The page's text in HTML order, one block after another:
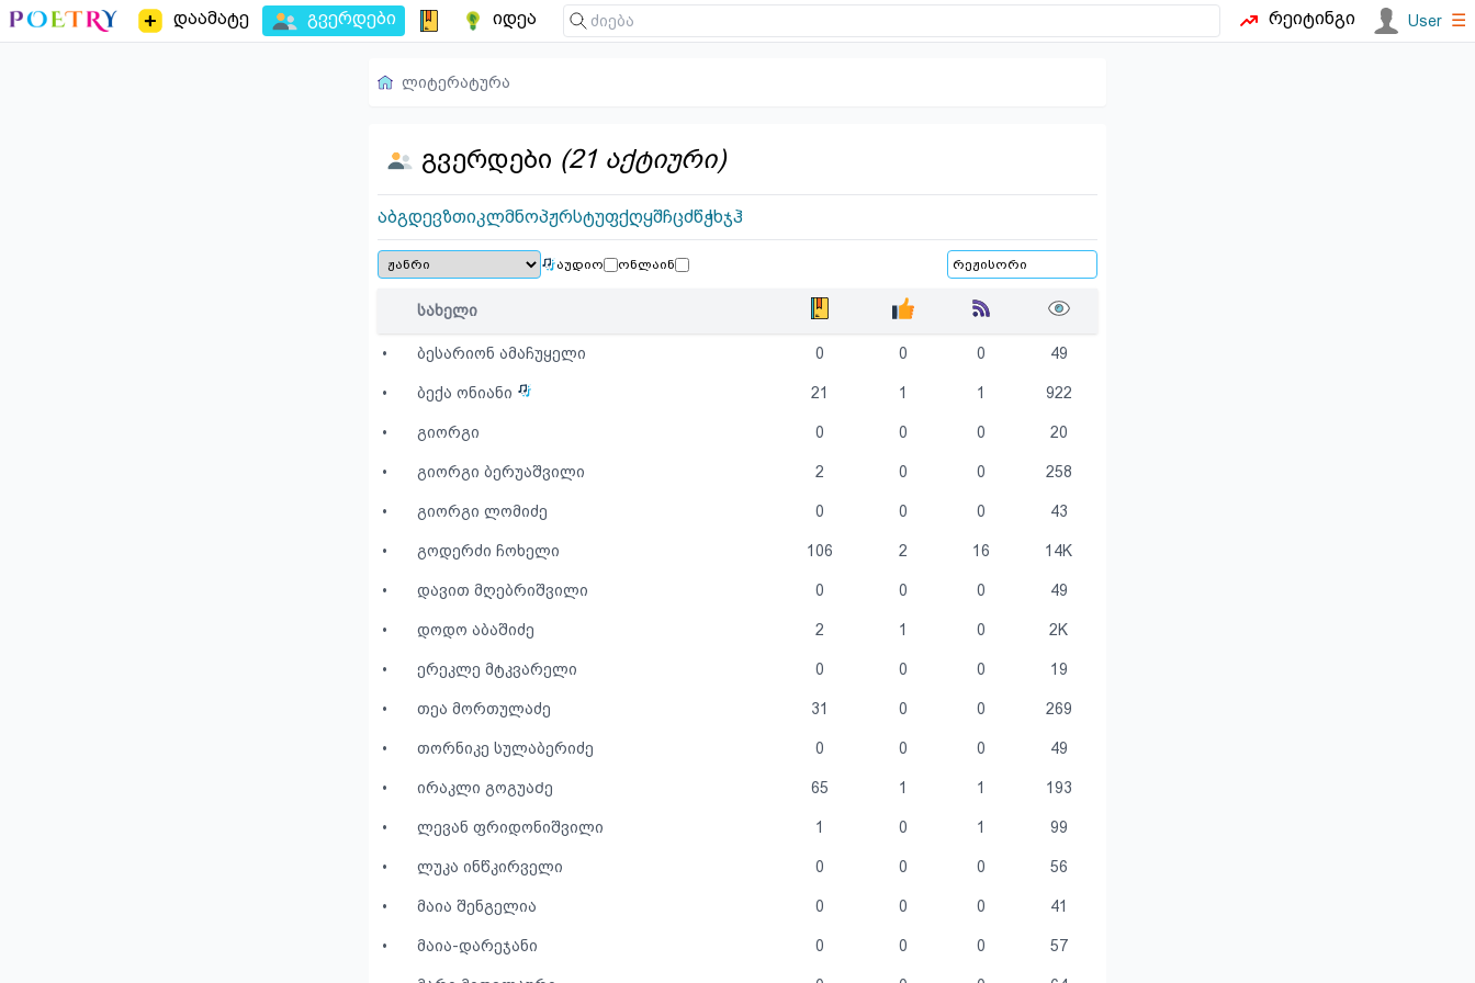
დაამატე გვერდები იდეა რეიტინგი User ☰
ლიტერატურა
გვერდები (21 აქტიური)
აბგდევზთიკლმნოპჟრსტუფქღყშჩცძწჭხჯჰ
აუდიო ონლაინ
სახელი
• ბესარიონ ამაჩუყელი 0 0 0 49
• ბექა ონიანი 21 1 1 922
• გიორგი 0 0 0 20
• გიორგი ბერუაშვილი 2 0 0 258
• გიორგი ლომიძე 0 0 0 43
• გოდერძი ჩოხელი 106 2 16 14K
• დავით მღებრიშვილი 0 0 0 49
• დოდო აბაშიძე 2 1 0 2K
• ერეკლე მტკვარელი 0 0 0 19
• თეა მორთულაძე 31 0 0 269
• თორნიკე სულაბერიძე 0 0 0 49
• ირაკლი გოგუაᲫე 65 1 1 193
• ლევან ფრიდონიშვილი 1 0 1 99
• ლუკა ინწკირველი 0 0 0 56
• მაია შენგელია 0 0 0 41
• მაია-დარეჯანი 0 0 0 57